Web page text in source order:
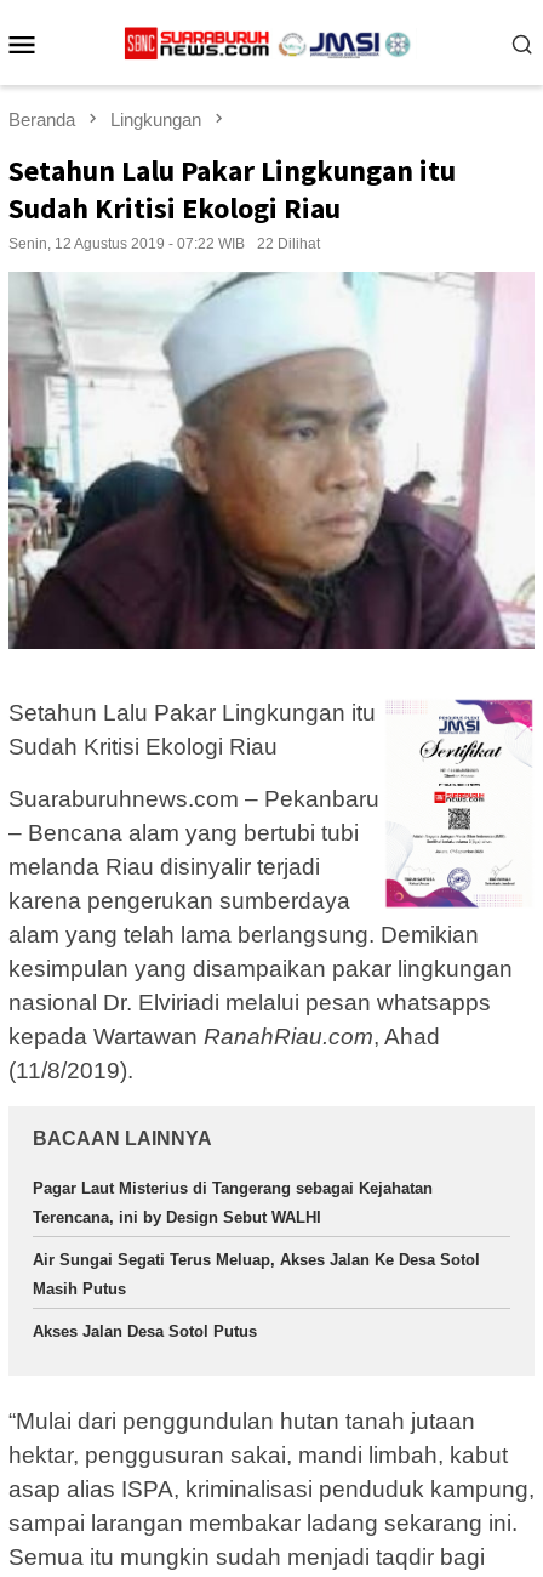
ke
Beranda Lingkungan
Setahun Lalu Pakar Lingkungan itu
Sudah Kritisi Ekologi Riau
Senin, 12 Agustus 2019 - 07:22 WIB 22 Dilihat
Setahun Lalu Pakar Lingkungan itu
Sudah Kritisi Ekologi Riau
Suaraburuhnews.com – Pekanbaru
– Bencana alam yang bertubi tubi
melanda Riau disinyalir terjadi
karena pengerukan sumberdaya
alam yang telah lama berlangsung. Demikian
kesimpulan yang disampaikan pakar lingkungan
nasional Dr. Elviriadi melalui pesan whatsapps
kepada Wartawan RanahRiau.com, Ahad
(11/8/2019).
BACAAN LAINNYA
Pagar Laut Misterius di Tangerang sebagai Kejahatan
Terencana, ini by Design Sebut WALHI
Air Sungai Segati Terus Meluap, Akses Jalan Ke Desa Sotol
Masih Putus
Akses Jalan Desa Sotol Putus
“Mulai dari penggundulan hutan tanah jutaan
hektar, penggusuran sakai, mandi limbah, kabut
asap alias ISPA, kriminalisasi penduduk kampung,
sampai larangan membakar ladang sekarang ini.
Semua itu mungkin sudah menjadi taqdir bagi